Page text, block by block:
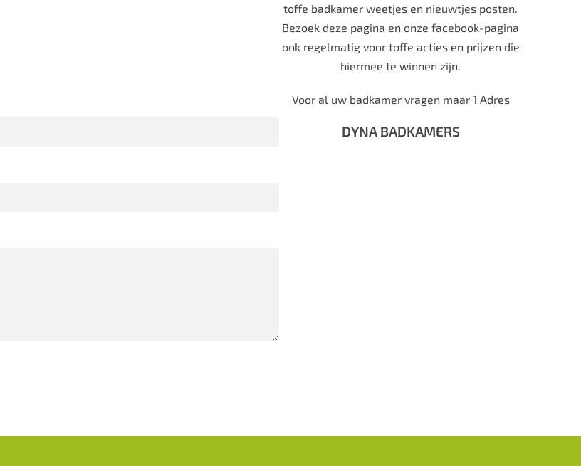
toffe badkamer weetjes en nieuwtjes posten.
Bezoek deze pagina en onze facebook-pagina
ook regelmatig voor toffe acties en prijzen die
hiermee te winnen zijn.
Voor al uw badkamer vragen maar 1 Adres
DYNA BADKAMERS